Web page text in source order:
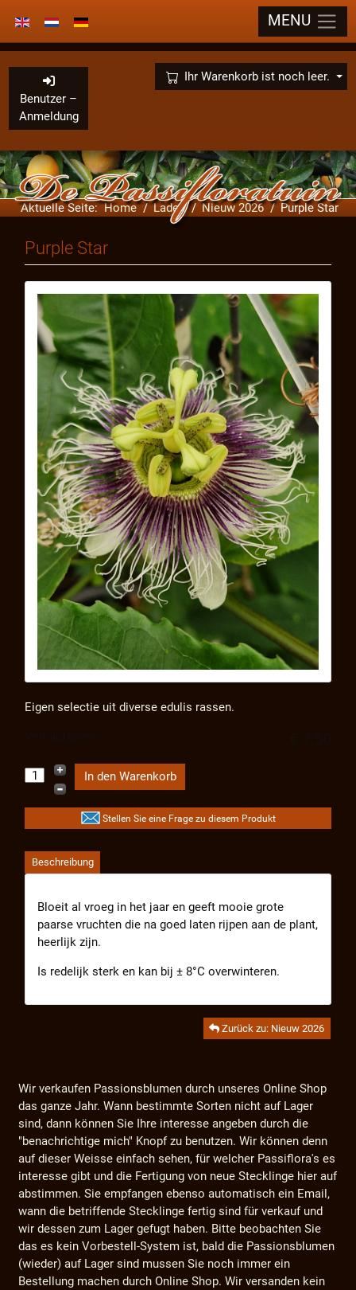
Benutzer –
Anmeldung
Ihr Warenkorb ist noch leer.
×
Sprache auswählen MENU
Aktuelle Seite:Home Laden Nieuw 2026 Purple Star
Purple Star
Eigen selectie uit diverse edulis rassen.
Stellen Sie eine Frage zu diesem Produkt
Beschreibung
Bloeit al vroeg in het jaar en geeft mooie grote
paarse vruchten die na goed laten rijpen aan de plant,
heerlijk zijn.
Is redelijk sterk en kan bij ± 8°C overwinteren.
Zurück zu: Nieuw 2026
Wir verkaufen Passionsblumen durch unseres Online Shop
das ganze Jahr. Wann bestimmte Sorten nicht auf Lager
sind, dann können Sie Ihre interesse angeben durch die
"benachrichtige mich" Knopf zu benutzen. Wir können denn
auf dieser Weisse einfach sehen, für welcher Passiflora's es
interesse gibt und die Fertigung von neue Stecklinge hier auf
abstimmen. Sie empfangen ebenso automatisch ein Email,
wann die betriffende Stecklinge fertig sind für verkauf und
wir dessen zum Lager gefugt haben. Bitte beobachten Sie
das es kein Vorbestell-System ist, bald die Passionsblumen
(wieder) auf Lager sind mussen Sie noch immer ein
Bestellung machen durch Online Shop. Wir versanden kein